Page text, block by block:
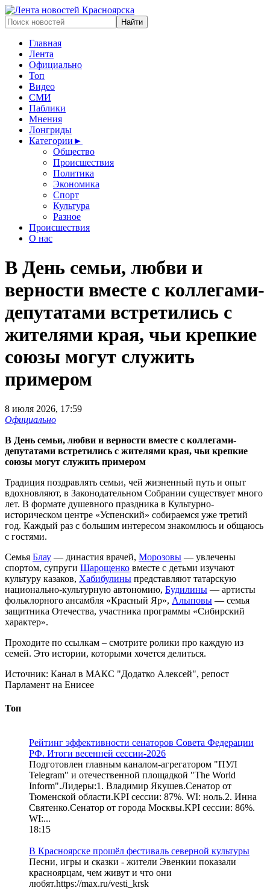
Главная
Лента
Официально
Топ
Видео
СМИ
Паблики
Мнения
Лонгриды
Категории ►
Общество
Происшествия
Политика
Экономика
Спорт
Культура
Разное
Происшествия
О нас
В День семьи, любви и
верности вместе с коллегами-
депутатами встретились с
жителями края, чьи крепкие
союзы могут служить
примером
8 июля 2026, 17:59
Официально
В День семьи, любви и верности вместе с коллегами-
депутатами встретились с жителями края, чьи крепкие
союзы могут служить примером
Традиция поздравлять семьи, чей жизненный путь и опыт
вдохновляют, в Законодательном Собрании существует много
лет. В формате душевного праздника в Культурно-
историческом центре «Успенский» собираемся уже третий
год. Каждый раз с большим интересом знакомлюсь и общаюсь
с гостями.
Семья Блау — династия врачей, Морозовы — увлечены
спортом, супруги Шарощенко вместе с детьми изучают
культуру казаков, Хабибулины представляют татарскую
национально-культурную автономию, Будилины — артисты
фольклорного ансамбля «Красный Яр», Алыповы — семья
защитника Отечества, участника программы «Сибирский
характер».
Проходите по ссылкам – смотрите ролики про каждую из
семей. Это истории, которыми хочется делиться.
Источник: Канал в МАКС "Додатко Алексей", репост
Парламент на Енисее
Топ
Рейтинг эффективности сенаторов Совета Федерации
РФ. Итоги весенней сессии-2026
Подготовлен главным каналом-агрегатором "ПУЛ
Telegram" и отечественной площадкой "The World
Inform".Лидеры:1. Владимир Якушев.Сенатор от
Тюменской области.KPI сессии: 87%. WI: ноль.2. Инна
Святенко.Сенатор от города Москвы.KPI сессии: 86%.
WI:...
18:15
В Красноярске прошёл фестиваль северной культуры
Песни, игры и сказки - жители Эвенкии показали
красноярцам, чем живут и что они
любят.https://max.ru/vesti_krsk